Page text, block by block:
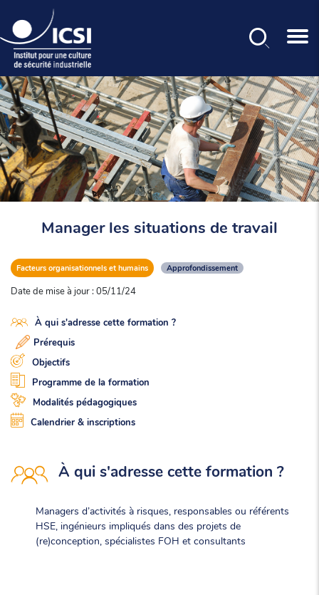
Aller
au
contenu
principal
Manager les situations de travail
Facteurs organisationnels et humains Approfondissement
Date de mise à jour : 05/11/24
À qui s'adresse cette formation ?
Prérequis
Objectifs
Programme de la formation
Modalités pédagogiques
Calendrier & inscriptions
À qui s'adresse cette formation ?
Managers d’activités à risques, responsables ou référents
HSE, ingénieurs impliqués dans des projets de
(re)conception, spécialistes FOH et consultants